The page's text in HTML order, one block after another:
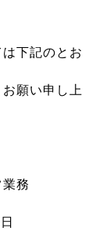
下記のとお
願い申し上
務